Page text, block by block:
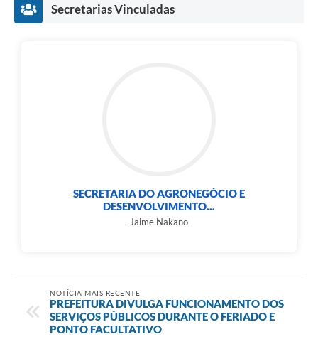
Secretarias Vinculadas
SECRETARIA DO AGRONEGÓCIO E
DESENVOLVIMENTO...
Jaime Nakano
NOTÍCIA MAIS RECENTE
PREFEITURA DIVULGA FUNCIONAMENTO DOS
SERVIÇOS PÚBLICOS DURANTE O FERIADO E
PONTO FACULTATIVO